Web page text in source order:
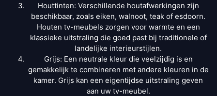
Houttinten: Verschillende houtafwerkingen zijn
beschikbaar, zoals eiken, walnoot, teak of esdoorn.
Houten tv-meubels zorgen voor warmte en een
klassieke uitstraling die goed past bij traditionele of
landelijke interieurstijlen.
Grijs: Een neutrale kleur die veelzijdig is en
gemakkelijk te combineren met andere kleuren in de
kamer. Grijs kan een eigentijdse uitstraling geven
aan uw tv-meubel.